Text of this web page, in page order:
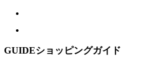
GUIDEショッピングガイド